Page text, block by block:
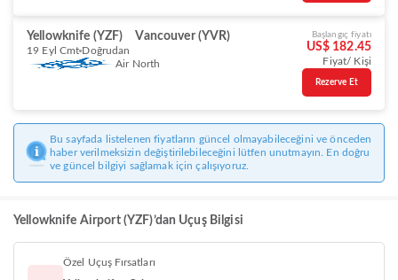
Yellowknife (YZF) Vancouver (YVR)
19 Eyl Cmt Doğrudan
Air North
Başlangıç fiyatı
US$ 182.45
Fiyat/ Kişi
Rezerve Et
Bu sayfada listelenen fiyatların güncel olmayabileceğini ve önceden
haber verilmeksizin değiştirilebileceğini lütfen unutmayın. En doğru
ve güncel bilgiyi sağlamak için çalışıyoruz.
Yellowknife Airport (YZF)’dan Uçuş Bilgisi
Özel Uçuş Fırsatları